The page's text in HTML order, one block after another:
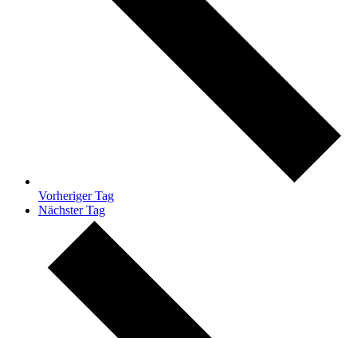
Vorheriger Tag
Nächster Tag